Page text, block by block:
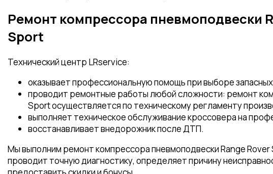
Ремонт компрессора пневмоподвески
Sport
Технический центр LRservice:
оказывает профессиональную помощь при выборе
проводит ремонтные работы любой сложности: ремонт
Sport осуществляется по техническому регламенту
выполняет техническое обслуживание кроссовера на
восстанавливает внедорожник после ДТП.
Мы выполним ремонт компрессора пневмоподвески Range
проводит точную диагностику, определяет причину